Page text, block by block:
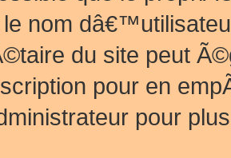
le nom
du site peut
pour en
pour